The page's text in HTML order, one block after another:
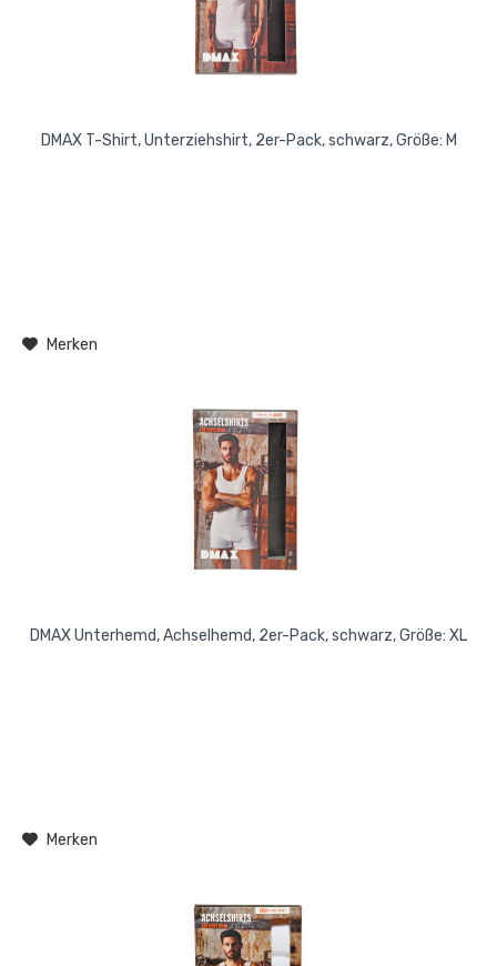
DMAX T-Shirt, Unterziehshirt, 2er-Pack, schwarz, Größe: M
Merken
DMAX Unterhemd, Achselhemd, 2er-Pack, schwarz, Größe: XL
Merken